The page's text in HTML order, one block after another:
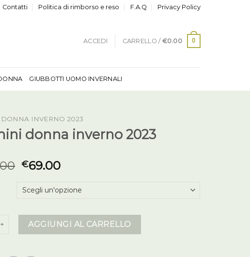
Contatti Politica di rimborso e reso F.A.Q Privacy Policy
ACCEDI CARRELLO / €0.00 0
GIUBBOTTI UOMO INVERNALI
INVERNO 2023
donna inverno 2023
€69.00
inverno 2023 quantità
AGGIUNGI AL CARRELLO